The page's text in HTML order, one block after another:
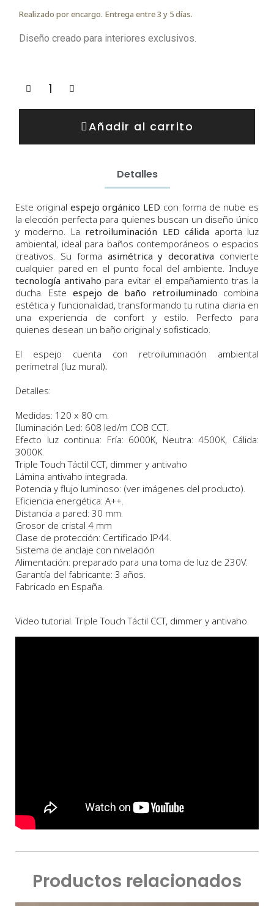
Realizado por encargo. Entrega entre 3 y 5 días.
Diseño creado para interiores exclusivos.
Añadir al carrito
Detalles
Este original espejo orgánico LED con forma de nube es
la elección perfecta para quienes buscan un diseño único
y moderno. La retroiluminación LED cálida aporta luz
ambiental, ideal para baños contemporáneos o espacios
creativos. Su forma asimétrica y decorativa convierte
cualquier pared en el punto focal del ambiente. Incluye
tecnología antivaho para evitar el empañamiento tras la
ducha. Este espejo de baño retroiluminado combina
estética y funcionalidad, transformando tu rutina diaria en
una experiencia de confort y estilo. Perfecto para
quienes desean un baño original y sofisticado.
El espejo cuenta con retroiluminación ambiental
perimetral (luz mural).
Detalles:
Medidas: 120 x 80 cm.
Iluminación Led: 608 led/m COB CCT.
Efecto luz continua: Fría: 6000K, Neutra: 4500K, Cálida:
3000K.
Triple Touch Táctil CCT, dimmer y antivaho
Lámina antivaho integrada.
Potencia y flujo luminoso: (ver imágenes del producto).
Eficiencia energética: A++.
Distancia a pared: 30 mm.
Grosor de cristal 4 mm
Clase de protección: Certificado IP44.
Sistema de anclaje con nivelación
Alimentación: preparado para una toma de luz de 230V.
Garantía del fabricante: 3 años.
Fabricado en España.
Video tutorial. Triple Touch Táctil CCT, dimmer y antivaho.
Productos relacionados